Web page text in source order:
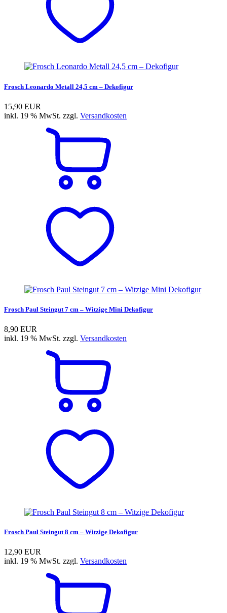
Frosch Leonardo Metall 24,5 cm – Dekofigur
15,90 EUR
inkl. 19 % MwSt. zzgl. Versandkosten
Frosch Paul Steingut 7 cm – Witzige Mini Dekofigur
8,90 EUR
inkl. 19 % MwSt. zzgl. Versandkosten
Frosch Paul Steingut 8 cm – Witzige Dekofigur
12,90 EUR
inkl. 19 % MwSt. zzgl. Versandkosten